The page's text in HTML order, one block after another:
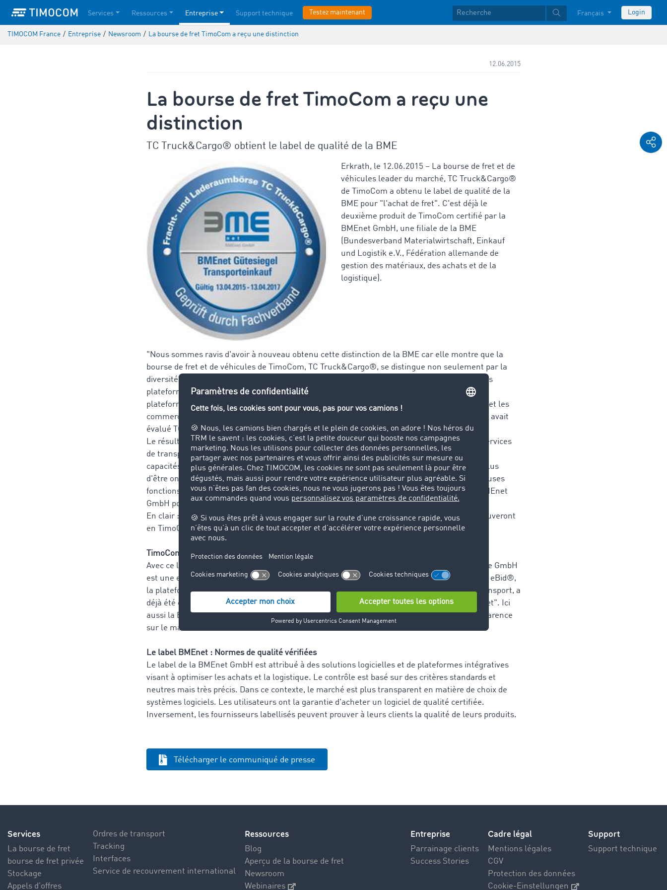
Services Ressources Entreprise Support technique Testez maintenant Français Login
TIMOCOM France / Entreprise / Newsroom / La bourse de fret TimoCom a reçu une distinction
12.06.2015
La bourse de fret TimoCom a reçu une
distinction
TC Truck&Cargo® obtient le label de qualité de la BME
Erkrath, le 12.06.2015 – La bourse de fret et de
véhicules leader du marché, TC Truck&Cargo®
de TimoCom a obtenu le label de qualité de la
BME pour "l'achat de fret". C'est déjà le
deuxième produit de TimoCom certifié par la
BMEnet GmbH, une filiale de la BME
(Bundesverband Materialwirtschaft, Einkauf
und Logistik e.V., Fédération allemande de
gestion des matériaux, des achats et de la
logistique).
"Nous sommes ravis d'avoir à nouveau obtenu cette distinction de la BME car elle montre que la
bourse de fret et de véhicules de TimoCom, TC Truck&Cargo®, se distingue non seulement par la
diversité de son offre, mais surtout par sa qualité. Une combinaison unique sur le marché des
plateformes de transport», commente Marcel Frings, représentant général de TimoCom. La
plateforme du marché spot ayant été récemment débloquée pour les sociétés de production et les
commerces d'Europe la société chargée de l'attribution du label de qualité, la BMEnet GmbH avait
évalué TC Truck&Cargo® sur la base d'une liste de critères objectifs et standardisés.
Le résultat : "La bourse de fret et de véhicules TC Truck&Cargo® offre aux prestataires de services
de transport ou aux clients de nouvelles opportunités d'affaires et les aide à optimiser leurs
capacités de chargement par l'achat de fret. Ceci permet d'éviter les voyages à vide qui, en plus
d'être onéreux, nuisent à l'environnement. En outre, TC Truck&Cargo® contient de nombreuses
fonctions supplémentaires qui simplifient le quotidien des clients de TimoCom", ajoute la BMEnet
GmbH pour justifier son choix.
En clair : Les chargeurs à la recherche d'un système logiciel efficace pour leur logistique trouveront
en TimoCom un fournisseur de qualité certifiée et transparent sur le marché.
TimoCom doublement certifié
Avec ce label de qualité accordé à TC Truck&Cargo®, la société TimoCom Soft- und Hardware GmbH
est une entreprise doublement certifiée dans le secteur "logiciel et plateforme". En effet, TC eBid®,
la plateforme d'appels d'offres à l'échelle européenne pour les entreprises du secteur du transport, a
déjà été examinée. Elle bénéficie déjà depuis 2010 du label de qualité de la BME "Achat de fret". Ici
aussi la BME met en évidence la grande efficience, convivialité et l'amélioration de la transparence
sur le marché.
Le label BMEnet : Normes de qualité vérifiées
Le label de la BMEnet GmbH est attribué à des solutions logicielles et de plateformes intégratives
visant à optimiser les achats et la logistique. Le contrôle est basé sur des critères standards et
neutres mais très précis. Dans ce contexte, le marché est plus transparent en matière de choix de
systèmes logiciels. Les utilisateurs ont la garantie d'acheter un logiciel de qualité certifiée.
Inversement, les fournisseurs labellisés peuvent prouver à leurs clients la qualité de leurs produits.
Télécharger le communiqué de presse
Services
La bourse de fret
bourse de fret privée
Stockage
Appels d’offres
Ordres de transport
Tracking
Interfaces
Service de recouvrement international
Ressources
Blog
Aperçu de la bourse de fret
Newsroom
Webinaires
Entreprise
Parrainage clients
Success Stories
Cadre légal
Mentions légales
CGV
Protection des données
Cookie-Einstellungen
Support
Support technique